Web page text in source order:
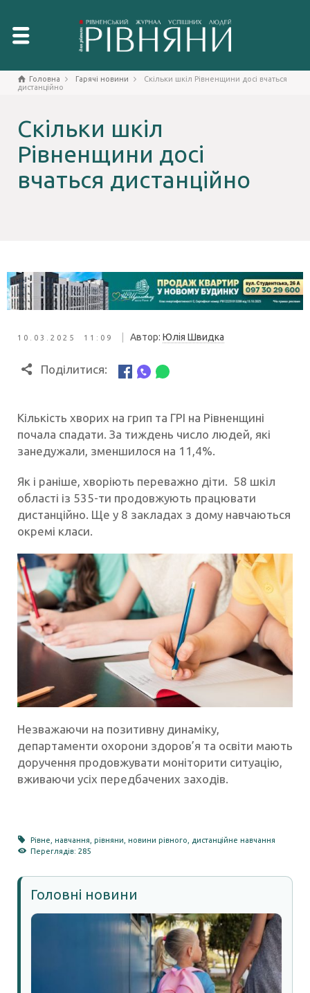
Головна Гарячі новини
Скільки шкіл Рівненщини досі вчаться
дистанційно
Скільки шкіл
Рівненщини досі
вчаться дистанційно
10.03.2025 11:09 Автор: Юлія Швидка
Поділитися:
Кількість хворих на грип та ГРІ на Рівненщині
почала спадати. За тиждень число людей, які
занедужали, зменшилося на 11,4%.
Як і раніше, хворіють переважно діти. 58 шкіл
області із 535-ти продовжують працювати
дистанційно. Ще у 8 закладах з дому навчаються
окремі класи.
Незважаючи на позитивну динаміку,
департаменти охорони здоров’я та освіти мають
доручення продовжувати моніторити ситуацію,
вживаючи усіх передбачених заходів.
Рівне,навчання,рівняни,новини рівного,дистанційне навчання
Переглядів: 285
Головні новини